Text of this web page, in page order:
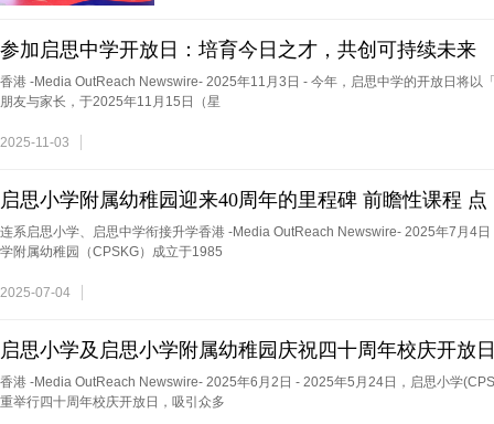
参加启思中学开放日：培育今日之才，共创可持续未来
香港 -Media OutReach Newswire- 2025年11月3日 - 今年，启思中学的开放日将以
朋友与家长，于2025年11月15日（星
2025-11-03
启思小学附属幼稚园迎来40周年的里程碑 前瞻性课程 点
连系启思小学、启思中学衔接升学香港 -Media OutReach Newswire- 2025年7月4
学附属幼稚园（CPSKG）成立于1985
2025-07-04
启思小学及启思小学附属幼稚园庆祝四十周年校庆开放
香港 -Media OutReach Newswire- 2025年6月2日 - 2025年5月24日，启思小学
重举行四十周年校庆开放日，吸引众多